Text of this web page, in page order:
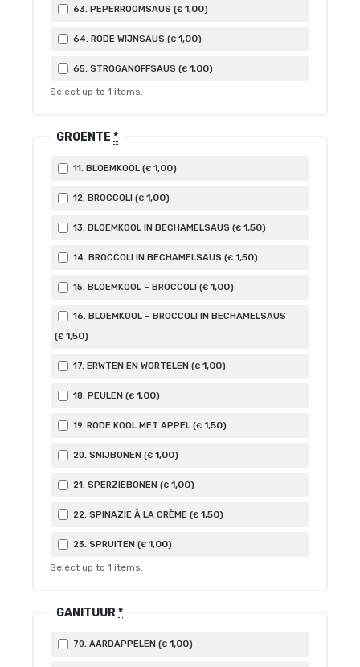
63. PEPERROOMSAUS (€ 1,00)
64. RODE WIJNSAUS (€ 1,00)
65. STROGANOFFSAUS (€ 1,00)
Select up to 1 items.
GROENTE *
11. BLOEMKOOL (€ 1,00)
12. BROCCOLI (€ 1,00)
13. BLOEMKOOL IN BECHAMELSAUS (€ 1,50)
14. BROCCOLI IN BECHAMELSAUS (€ 1,50)
15. BLOEMKOOL – BROCCOLI (€ 1,00)
16. BLOEMKOOL – BROCCOLI IN BECHAMELSAUS
(€ 1,50)
17. ERWTEN EN WORTELEN (€ 1,00)
18. PEULEN (€ 1,00)
19. RODE KOOL MET APPEL (€ 1,50)
20. SNIJBONEN (€ 1,00)
21. SPERZIEBONEN (€ 1,00)
22. SPINAZIE À LA CRÈME (€ 1,50)
23. SPRUITEN (€ 1,00)
Select up to 1 items.
GANITUUR*
70. AARDAPPELEN (€ 1,00)